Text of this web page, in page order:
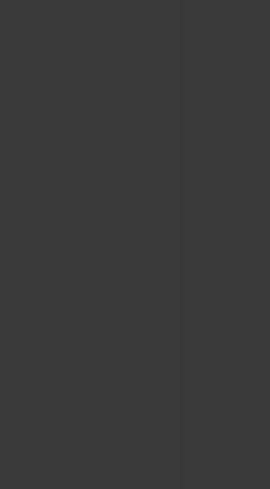
7 سنوات.
لجنة البيئة، شارالامبوس
الجماعي في ميزانية الدولة
إلى التخطيط السليم.
ثيوبمبتو إنه للمرة الألف، تم
وإدارة العدد الكبير من القطط
لجنة البيئة.
إلى أننا قد نكون الدولة
عدد القطط الضالة نسبةً إلى
القطط تتجاوز عدد سكان